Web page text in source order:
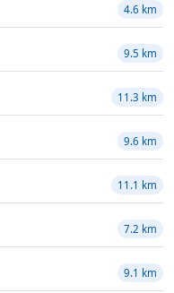
4.6 km
9.5 km
11.3 km
9.6 km
11.1 km
7.2 km
9.1 km